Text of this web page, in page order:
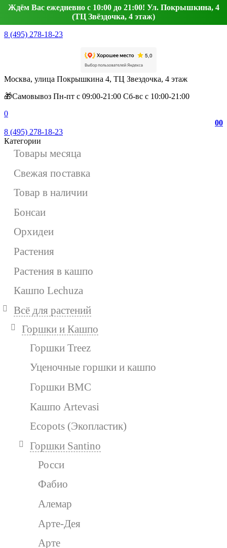
Ждём Вас ежедневно с 10:00 до 21:00! Ул. Покрышкина, 4
(ТЦ Звёздочка, 4 этаж)
8 (495) 278-18-23
Москва, улица Покрышкина 4, ТЦ Звездочка, 4 этаж
🎁Самовывоз Пн-пт с 09:00-21:00 Сб-вс с 10:00-21:00
0
00
8 (495) 278-18-23
Категории
Товары месяца
Свежая поставка
Товар в наличии
Бонсаи
Орхидеи
Растения
Растения в кашпо
Кашпо Lechuza
Всё для растений
Горшки и Кашпо
Горшки Treez
Уценочные горшки и кашпо
Горшки BMC
Кашпо Artevasi
Ecopots (Экопластик)
Горшки Santino
Росси
Фабио
Алемар
Арте-Дея
Арте